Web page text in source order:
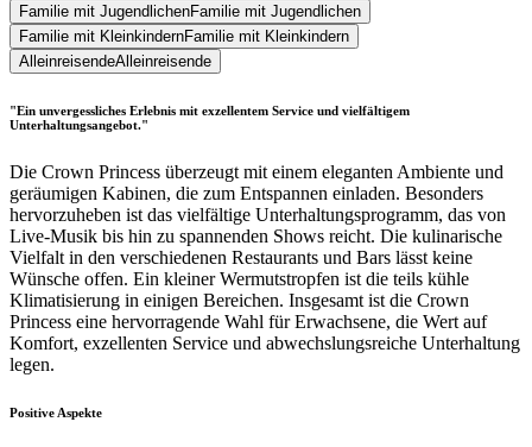
Familie mit JugendlichenFamilie mit Jugendlichen
Familie mit KleinkindernFamilie mit Kleinkindern
AlleinreisendeAlleinreisende
"Ein unvergessliches Erlebnis mit exzellentem Service und vielfältigem
Unterhaltungsangebot."
Die Crown Princess überzeugt mit einem eleganten Ambiente und
geräumigen Kabinen, die zum Entspannen einladen. Besonders
hervorzuheben ist das vielfältige Unterhaltungsprogramm, das von
Live-Musik bis hin zu spannenden Shows reicht. Die kulinarische
Vielfalt in den verschiedenen Restaurants und Bars lässt keine
Wünsche offen. Ein kleiner Wermutstropfen ist die teils kühle
Klimatisierung in einigen Bereichen. Insgesamt ist die Crown
Princess eine hervorragende Wahl für Erwachsene, die Wert auf
Komfort, exzellenten Service und abwechslungsreiche Unterhaltung
legen.
Positive Aspekte